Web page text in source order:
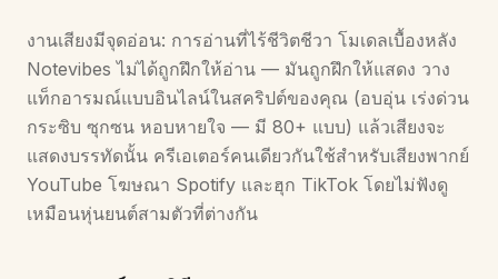
งานเสียงมีจุดอ่อน: การอ่านที่ไร้ชีวิตชีวา โมเดลเบื้องหลัง
Notevibes ไม่ได้ถูกฝึกให้อ่าน — มันถูกฝึกให้แสดง วาง
แท็กอารมณ์แบบอินไลน์ในสคริปต์ของคุณ (อบอุ่น เร่งด่วน
กระซิบ ซุกซน หอบหายใจ — มี 80+ แบบ) แล้วเสียงจะ
แสดงบรรทัดนั้น ครีเอเตอร์คนเดียวกันใช้สำหรับเสียงพากย์
YouTube โฆษณา Spotify และฮุก TikTok โดยไม่ฟังดู
เหมือนหุ่นยนต์สามตัวที่ต่างกัน